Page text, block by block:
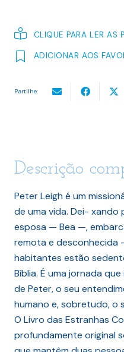
CLIQUE PARA LER AS
ADICIONAR AOS
Partilhe:
Descrição
Peter Leigh é um
de uma vida. Dei- xando
esposa — Bea —,
remota e desconhecida
habitantes estão
Bíblia. É uma jornada
de Peter, o seu
humano e, sobretudo, o
O Livro das Estranhas
profundamente original